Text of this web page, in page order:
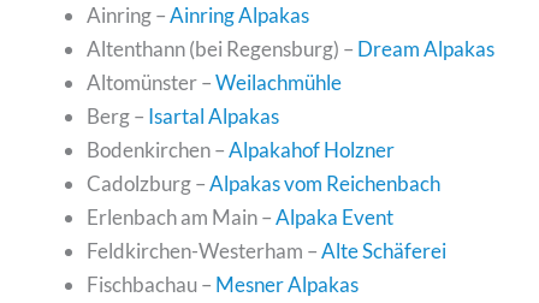
Ainring –Ainring Alpakas
Altenthann (bei Regensburg) – Dream Alpakas
Altomünster –Weilachmühle
Berg – Isartal Alpakas
Bodenkirchen –Alpakahof Holzner
Cadolzburg –Alpakas vom Reichenbach
Erlenbach am Main –Alpaka Event
Feldkirchen-Westerham –Alte Schäferei
Fischbachau – Mesner Alpakas